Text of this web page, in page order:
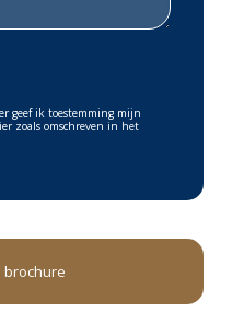
geef ik toestemming mijn
zoals omschreven in het
brochure